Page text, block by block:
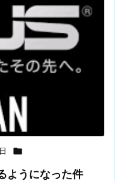

ようになった件